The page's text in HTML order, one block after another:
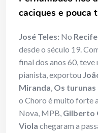
caciques e pouca
José Teles: No Recife
desde o século 19.
final dos anos 60,
pianista, exportou
Miranda, Os turunas
o Choro é muito forte
Nova, MPB, Gilberto
Viola chegaram a